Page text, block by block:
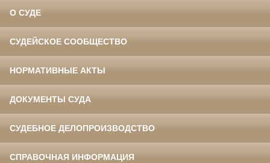
О СУДЕ
СУДЕЙСКОЕ СООБЩЕСТВО
НОРМАТИВНЫЕ АКТЫ
ДОКУМЕНТЫ СУДА
СУДЕБНОЕ ДЕЛОПРОИЗВОДСТВО
СПРАВОЧНАЯ ИНФОРМАЦИЯ